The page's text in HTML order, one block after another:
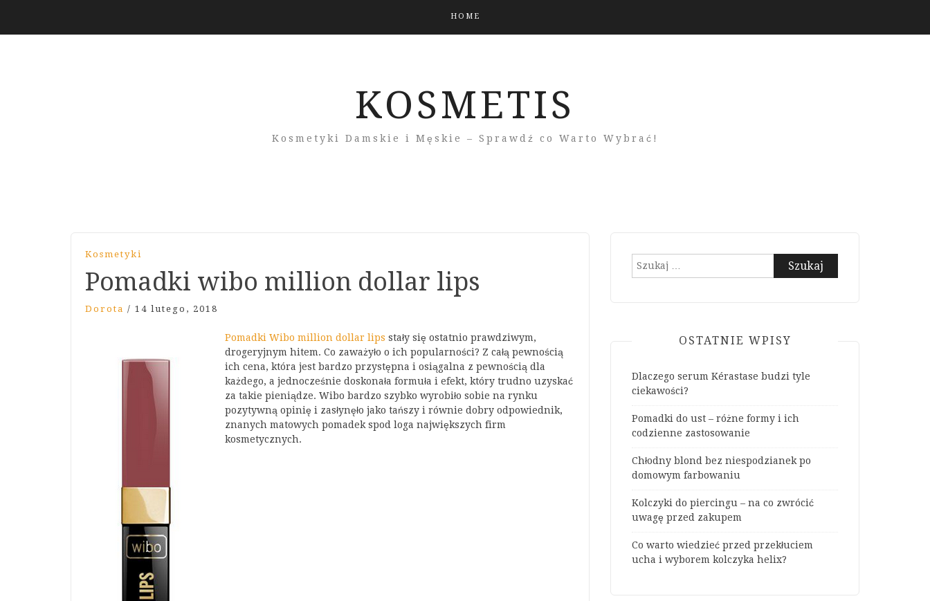
HOME
KOSMETIS
Kosmetyki Damskie i Męskie – Sprawdź co Warto Wybrać!
Kosmetyki
Pomadki wibo million dollar lips
Dorota / 14 lutego, 2018
Pomadki Wibo million dollar lips stały się ostatnio prawdziwym,
drogeryjnym hitem. Co zaważyło o ich popularności? Z całą pewnością
ich cena, która jest bardzo przystępna i osiągalna z pewnością dla
każdego, a jednocześnie doskonała formuła i efekt, który trudno uzyskać
za takie pieniądze. Wibo bardzo szybko wyrobiło sobie na rynku
pozytywną opinię i zasłynęło jako tańszy i równie dobry odpowiednik,
znanych matowych pomadek spod loga największych firm
kosmetycznych.
Szukaj:
OSTATNIE WPISY
Dlaczego serum Kérastase budzi tyle
ciekawości?
Pomadki do ust – różne formy i ich
codzienne zastosowanie
Chłodny blond bez niespodzianek po
domowym farbowaniu
Kolczyki do piercingu – na co zwrócić
uwagę przed zakupem
Co warto wiedzieć przed przekłuciem
ucha i wyborem kolczyka helix?